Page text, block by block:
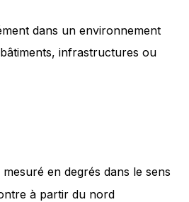
dans un environnement
infrastructures ou
en degrés dans le sens
à partir du nord